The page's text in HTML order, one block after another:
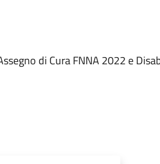
di Cura FNNA 2022 e